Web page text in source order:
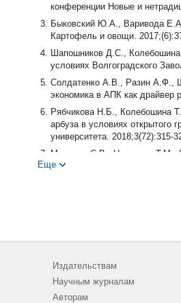
конференции Новые и
Быковский Ю.А., Варивода
Картофель и овощи.
Шапошников Д.С.,
условиях Волгоградского
Солдатенко А.В., Разин А.Ф.,
экономика в АПК как драйвер
Рябчикова Н.Б., Колебошина
арбуза в условиях открытого
университета. 2018;3(72):315-
Малуева С.В., Никулина Т.М.,
работы в бахчеводстве.
Белик В.Ф. Методика
Еще
Издательствам
Научным журналам
Авторам